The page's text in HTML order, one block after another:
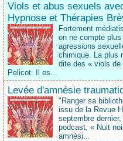
Viols et abus sexuels
Hypnose et Thérapies
Fortement
on ne compte
agressions
chimique. La plus
dite des « viols
Pelicot. Il es...
Levée d'amnésie
"Ranger sa
issu de la Revue
septembre
podcast, « Nuit
amnési...